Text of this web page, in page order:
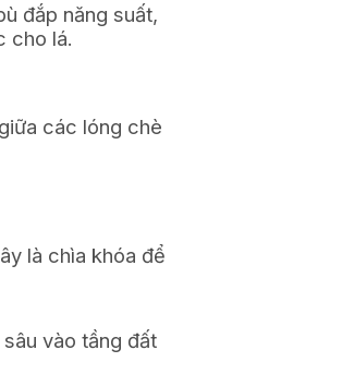
đắp năng suất,
cho lá.
các lóng chè
là chìa khóa để
vào tầng đất